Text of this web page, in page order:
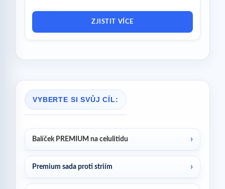
ZJISTIT VÍCE
VYBERTE SI SVŮJ CÍL:
Balíček PREMIUM na celulitidu
Premium sada proti striím